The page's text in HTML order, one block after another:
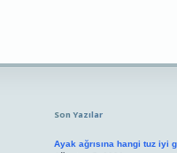
Son Yazılar
Ayak ağrısına hangi tuz iyi